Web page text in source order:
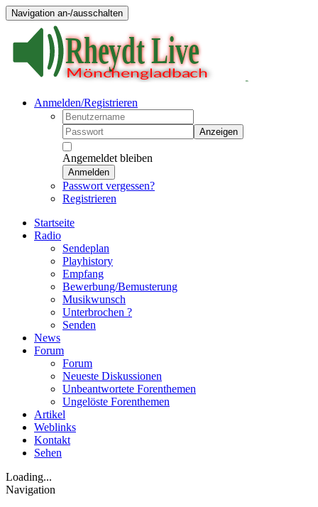
Navigation an-/ausschalten
Anmelden/Registrieren
Anzeigen
Angemeldet bleiben
Anmelden
Passwort vergessen?
Registrieren
Startseite
Radio
Sendeplan
Playhistory
Empfang
Bewerbung/Bemusterung
Musikwunsch
Unterbrochen ?
Senden
News
Forum
Forum
Neueste Diskussionen
Unbeantwortete Forenthemen
Ungelöste Forenthemen
Artikel
Weblinks
Kontakt
Sehen
Loading...
Navigation